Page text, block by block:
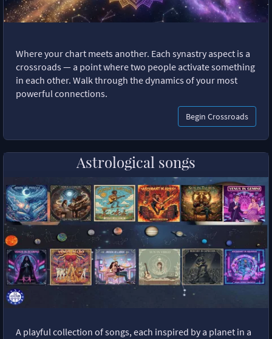
Where your chart meets another. Each synastry aspect is a
crossroads — a point where two people activate something
in each other. Walk through the dynamics of your most
powerful connections.
Begin Crossroads
Astrological songs
A playful collection of songs, each inspired by a planet in a